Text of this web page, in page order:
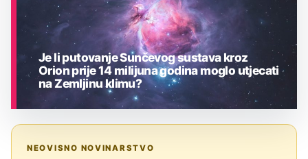
Je li putovanje Sunčevog sustava kroz
Orion prije 14 milijuna godina moglo utjecati
na Zemljinu klimu?
NEOVISNO NOVINARSTVO